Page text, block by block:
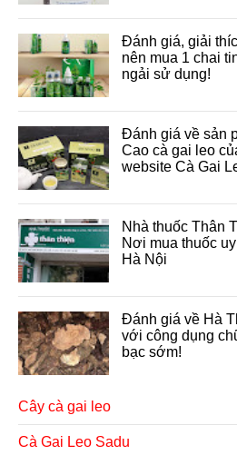
Đánh giá, giải
nên mua 1 chai
ngải sử dụng!
Đánh giá về sản
Cao cà gai leo
website Cà Gai
Nhà thuốc Thân
Nơi mua thuốc
Hà Nội
Đánh giá về Hà
với công dụng
bạc sớm!
Cây cà gai leo
Cà Gai Leo Sadu